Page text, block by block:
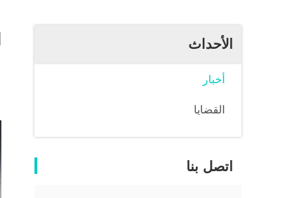
الأحداث
أخبار
القضايا
اتصل بنا